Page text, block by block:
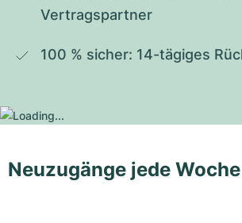
Vertragspartner
100 % sicher: 14-tägiges
Neuzugänge jede Woche